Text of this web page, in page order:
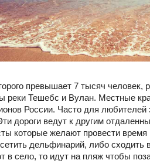
превышает 7 тысяч человек,
реки Тешебс и Вулан. Местные
России. Часто для
дороги ведут к другим
которые желают провести время
дельфинарий, либо
в село, то идут на пляж чтобы